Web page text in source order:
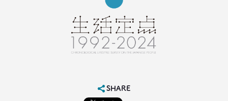
生活定点から見えてくる、｢新しい大人の関係性消
博報堂 新しい大人文化研究所
「何を見ているのか言ってごらんなさい。あなたが
SHARE